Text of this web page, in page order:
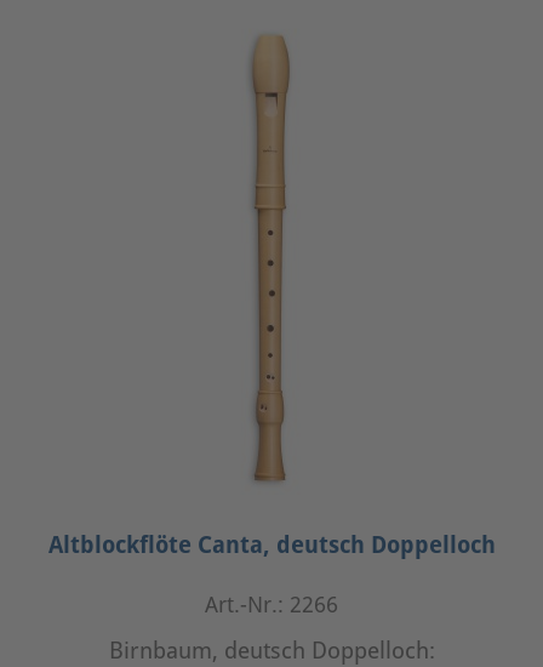
Altblockflöte Canta, deutsch Doppelloch
Art.-Nr.: 2266
Birnbaum, deutsch Doppelloch: